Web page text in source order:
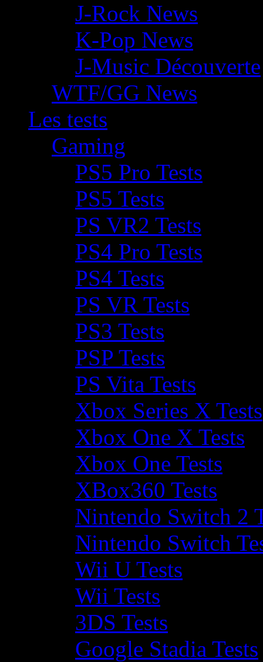
J-Rock News
K-Pop News
J-Music Découverte
WTF/GG News
Les tests
Gaming
PS5 Pro Tests
PS5 Tests
PS VR2 Tests
PS4 Pro Tests
PS4 Tests
PS VR Tests
PS3 Tests
PSP Tests
PS Vita Tests
Xbox Series X Tests
Xbox One X Tests
Xbox One Tests
XBox360 Tests
Nintendo Switch 2
Nintendo Switch
Wii U Tests
Wii Tests
3DS Tests
Google Stadia Tests